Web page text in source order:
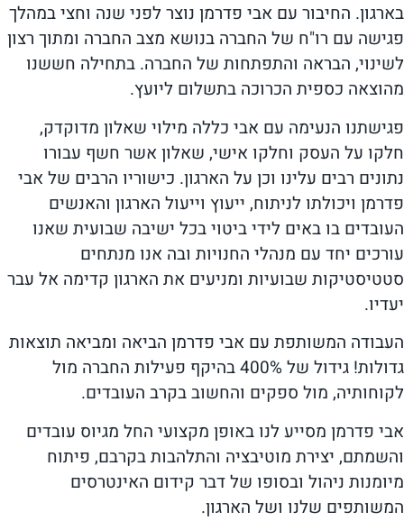
בארגון. החיבור עם אבי פדרמן נוצר לפני שנה וחצי במהלך
פגישה עם רו"ח של החברה בנושא מצב החברה ומתוך רצון
לשינוי, הבראה והתפתחות של החברה. בתחילה חששנו
מהוצאה כספית הכרוכה בתשלום ליועץ.
פגישתנו הנעימה עם אבי כללה מילוי שאלון מדוקדק,
חלקו על העסק וחלקו אישי, שאלון אשר חשף עבורו
נתונים רבים עלינו וכן על הארגון. כישוריו הרבים של אבי
פדרמן ויכולתו לניתוח, ייעוץ וייעול הארגון והאנשים
העובדים בו באים לידי ביטוי בכל ישיבה שבועית שאנו
עורכים יחד עם מנהלי החנויות ובה אנו מנתחים
סטטיסטיקות שבועיות ומניעים את הארגון קדימה אל עבר
יעדיו.
העבודה המשותפת עם אבי פדרמן הביאה ומביאה תוצאות
גדולות! גידול של 400% בהיקף פעילות החברה מול
לקוחותיה, מול ספקים והחשוב בקרב העובדים.
אבי פדרמן מסייע לנו באופן מקצועי החל מגיוס עובדים
והשמתם, יצירת מוטיבציה והתלהבות בקרבם, פיתוח
מיומנות ניהול ובסופו של דבר קידום האינטרסים
המשותפים שלנו ושל הארגון.